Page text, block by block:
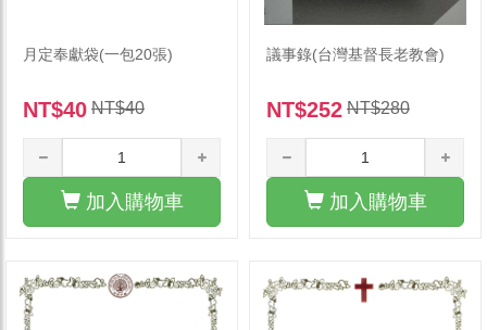
月定奉獻袋(一包20張)
NT$40 NT$40
加入購物車
議事錄(台灣基督長老教會)
NT$252 NT$280
加入購物車